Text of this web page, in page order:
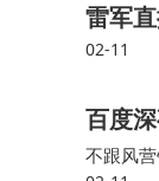
雷军
02-11
百度
不跟风